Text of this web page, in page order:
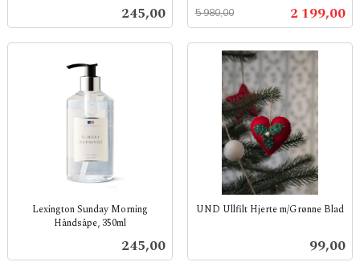
Pris
245,00 Tilbud
2 199,00
5 980,00
mva.
Lexington Sunday Morning
Håndsåpe, 350ml
Pris
245,00
UND Ullfilt Hjerte m/Grønne Blad
Pris
99,00